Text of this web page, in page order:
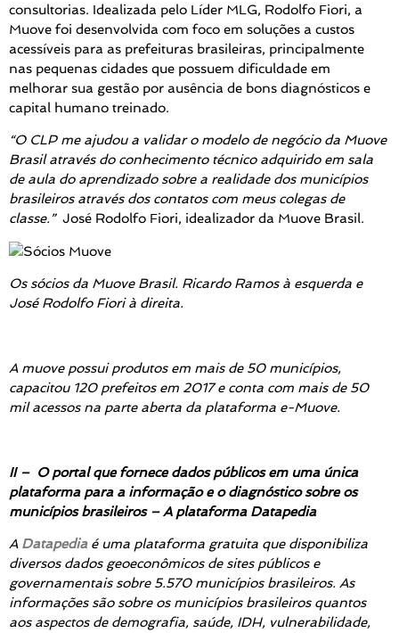
consultorias. Idealizada pelo Líder MLG, Rodolfo Fiori, a
Muove foi desenvolvida com foco em soluções a custos
acessíveis para as prefeituras brasileiras, principalmente
nas pequenas cidades que possuem dificuldade em
melhorar sua gestão por ausência de bons diagnósticos e
capital humano treinado.
“O CLP me ajudou a validar o modelo de negócio da Muove
Brasil através do conhecimento técnico adquirido em sala
de aula do aprendizado sobre a realidade dos municípios
brasileiros através dos contatos com meus colegas de
classe.” José Rodolfo Fiori, idealizador da Muove Brasil.
Os sócios da Muove Brasil. Ricardo Ramos à esquerda e
José Rodolfo Fiori à direita.
A muove possui produtos em mais de 50 municípios,
capacitou 120 prefeitos em 2017 e conta com mais de 50
mil acessos na parte aberta da plataforma e-Muove.
II – O portal que fornece dados públicos em uma única
plataforma para a informação e o diagnóstico sobre os
municípios brasileiros – A plataforma Datapedia
A Datapediaé uma plataforma gratuita que disponibiliza
diversos dados geoeconômicos de sites públicos e
governamentais sobre 5.570 municípios brasileiros. As
informações são sobre os municípios brasileiros quantos
aos aspectos de demografia, saúde, IDH, vulnerabilidade,